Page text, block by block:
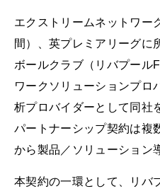
エクストリームネットワー
間）、英プレミアリーグに
ボールクラブ（リバプール
ワークソリューションプロ
析プロバイダーとして同社
パートナーシップ契約は複
から製品／ソリューション
本契約の一環として、リバ